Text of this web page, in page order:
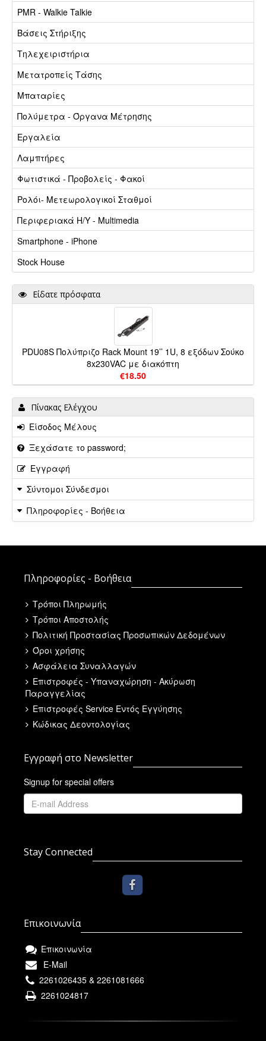
PMR - Walkie Talkie
Βάσεις Στήριξης
Τηλεχειριστήρια
Μετατροπείς Τάσης
Μπαταρίες
Πολύμετρα - Όργανα Μέτρησης
Εργαλεία
Λαμπτήρες
Φωτιστικά - Προβολείς - Φακοί
Ρολόι- Μετεωρολογικοί Σταθμοί
Περιφεριακά Η/Υ - Multimedia
Smartphone - iPhone
Stock House
Είδατε πρόσφατα
PDU08S Πολύπριζο Rack Mount 19’’ 1U, 8 εξόδων Σούκο
8x230VAC με διακόπτη
€18.50
Πίνακας Ελέγχου
Είσοδος Μέλους
Ξεχάσατε το password;
Εγγραφή
Σύντομοι Σύνδεσμοι
Πληροφορίες - Βοήθεια
Πληροφορίες - Βοήθεια
Τρόποι Πληρωμής
Τρόποι Αποστολής
Πολιτική Προστασίας Προσωπικών Δεδομένων
Όροι χρήσης
Ασφάλεια Συναλλαγών
Επιστροφές - Υπαναχώρηση - Ακύρωση
Παραγγελίας
Επιστροφές Service Εντός Εγγύησης
Κώδικας Δεοντολογίας
Εγγραφή στο Newsletter
Signup for special offers
Stay Connected
Επικοινωνία
Επικοινωνία
E-Mail
2261026435 & 2261081666
2261024817